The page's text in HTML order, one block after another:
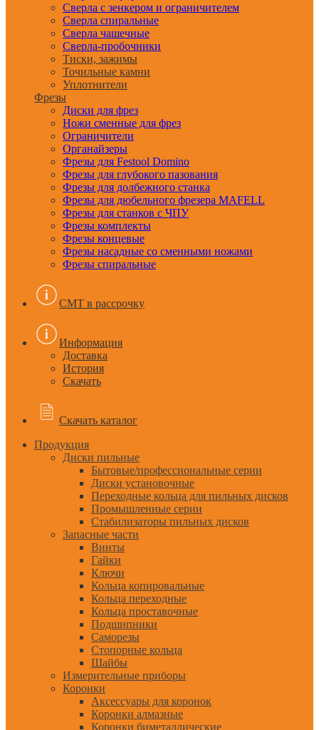
Сверла с зенкером и ограничителем
Сверла спиральные
Сверла чашечные
Сверла-пробочники
Тиски, зажимы
Точильные камни
Уплотнители
Фрезы
Диски для фрез
Ножи сменные для фрез
Ограничители
Органайзеры
Фрезы для Festool Domino
Фрезы для глубокого пазования
Фрезы для долбежного станка
Фрезы для дюбельного фрезера MAFELL
Фрезы для станков с ЧПУ
Фрезы комплекты
Фрезы концевые
Фрезы насадные со сменными ножами
Фрезы спиральные
CMT в рассрочку
Информация
Доставка
История
Скачать
Скачать каталог
Продукция
Диски пильные
Бытовые/профессиональные серии
Диски установочные
Переходные кольца для пильных дисков
Промышленные серии
Стабилизаторы пильных дисков
Запасные части
Винты
Гайки
Ключи
Кольца копировальные
Кольца переходные
Кольца проставочные
Подшипники
Саморезы
Стопорные кольца
Шайбы
Измерительные приборы
Коронки
Аксессуары для коронок
Коронки алмазные
Коронки биметаллические